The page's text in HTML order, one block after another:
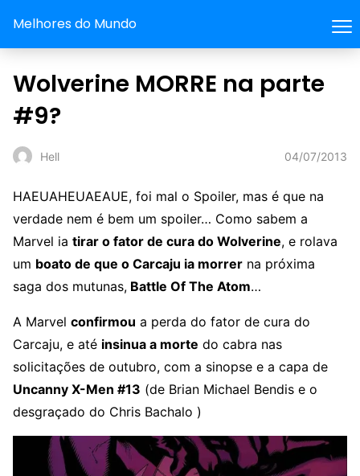
Melhores do Mundo
Wolverine MORRE na parte
#9?
Hell 04/07/2013
HAEUAHEUAEAUE, foi mal o Spoiler, mas é que na
verdade nem é bem um spoiler… Como sabem a
Marvel ia tirar o fator de cura do Wolverine, e rolava
um boato de que o Carcaju ia morrer na próxima
saga dos mutunas, Battle Of The Atom…
A Marvel confirmou a perda do fator de cura do
Carcaju, e até insinua a morte do cabra nas
solicitações de outubro, com a sinopse e a capa de
Uncanny X-Men #13 (de Brian Michael Bendis e o
desgraçado do Chris Bachalo )